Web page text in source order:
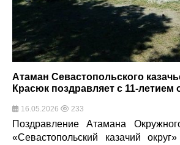
Атаман Севастопольского
Красюк поздравляет с 11-летием
16.05.2026 233
Поздравление Атамана
«Севастопольский казачий